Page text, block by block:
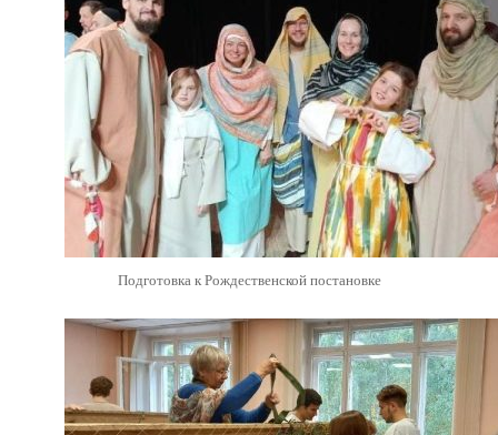
Подготовка к Рождественской постановке